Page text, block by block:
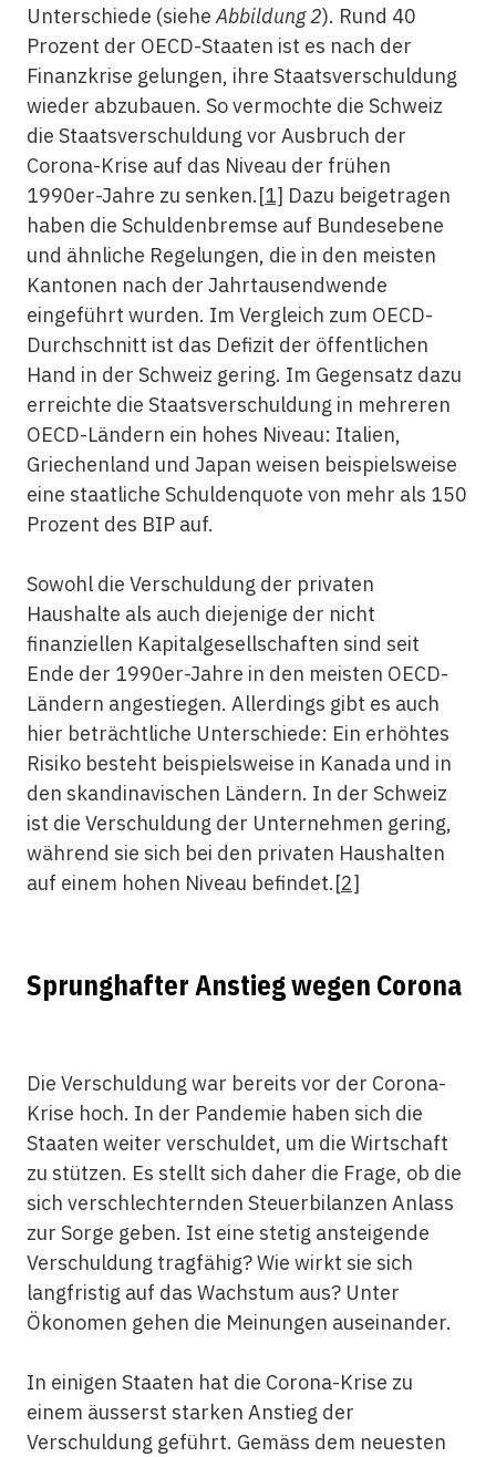
Unterschiede (sieheAbbildung 2). Rund 40
Prozent der OECD-Staaten ist es nach der
Finanzkrise gelungen, ihre Staatsverschuldung
wieder abzubauen. So vermochte die Schweiz
die Staatsverschuldung vor Ausbruch der
Corona-Krise auf das Niveau der frühen
1990er-Jahre zu senken.[1] Dazu beigetragen
haben die Schuldenbremse auf Bundesebene
und ähnliche Regelungen, die in den meisten
Kantonen nach der Jahrtausendwende
eingeführt wurden. Im Vergleich zum OECD-
Durchschnitt ist das Defizit der öffentlichen
Hand in der Schweiz gering. Im Gegensatz dazu
erreichte die Staatsverschuldung in mehreren
OECD-Ländern ein hohes Niveau: Italien,
Griechenland und Japan weisen beispielsweise
eine staatliche Schuldenquote von mehr als 150
Prozent des BIP auf.
Sowohl die Verschuldung der privaten
Haushalte als auch diejenige der nicht
finanziellen Kapitalgesellschaften sind seit
Ende der 1990er-Jahre in den meisten OECD-
Ländern angestiegen. Allerdings gibt es auch
hier beträchtliche Unterschiede: Ein erhöhtes
Risiko besteht beispielsweise in Kanada und in
den skandinavischen Ländern. In der Schweiz
ist die Verschuldung der Unternehmen gering,
während sie sich bei den privaten Haushalten
auf einem hohen Niveau befindet.[2]
Sprunghafter Anstieg wegen Corona
Die Verschuldung war bereits vor der Corona-
Krise hoch. In der Pandemie haben sich die
Staaten weiter verschuldet, um die Wirtschaft
zu stützen. Es stellt sich daher die Frage, ob die
sich verschlechternden Steuerbilanzen Anlass
zur Sorge geben. Ist eine stetig ansteigende
Verschuldung tragfähig? Wie wirkt sie sich
langfristig auf das Wachstum aus? Unter
Ökonomen gehen die Meinungen auseinander.
In einigen Staaten hat die Corona-Krise zu
einem äusserst starken Anstieg der
Verschuldung geführt. Gemäss dem neuesten